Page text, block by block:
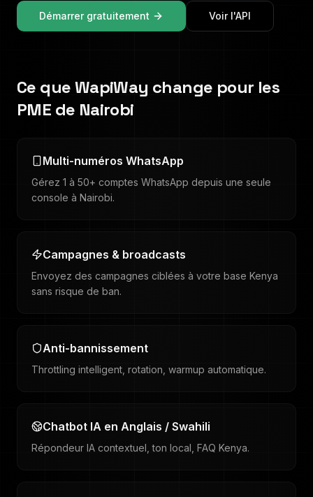
Démarrer gratuitement Voir l'API
Ce que WapiWay change pour les
PME de Nairobi
Multi-numéros WhatsApp
Gérez 1 à 50+ comptes WhatsApp depuis une seule
console à Nairobi.
Campagnes & broadcasts
Envoyez des campagnes ciblées à votre base Kenya
sans risque de ban.
Anti-bannissement
Throttling intelligent, rotation, warmup automatique.
Chatbot IA en Anglais / Swahili
Répondeur IA contextuel, ton local, FAQ Kenya.